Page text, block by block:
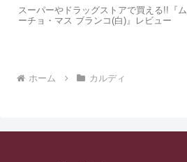
スーパーやドラッグストアで買える!!『ム
ーチョ・マス ブランコ(白)』レビュー
ホーム カルディ